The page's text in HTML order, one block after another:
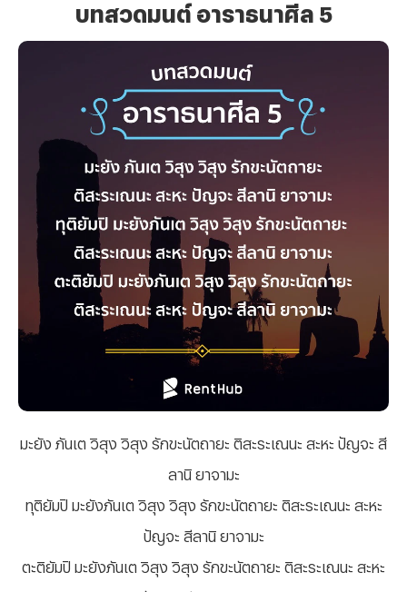
บทสวดมนต์ อาราธนาศีล 5
มะยัง ภันเต วิสุง วิสุง รักขะนัตถายะ ติสะระเณนะ สะหะ ปัญจะ สี
ลานิ ยาจามะ
ทุติยัมปิ มะยังภันเต วิสุง วิสุง รักขะนัตถายะ ติสะระเณนะ สะหะ
ปัญจะ สีลานิ ยาจามะ
ตะติยัมปิ มะยังภันเต วิสุง วิสุง รักขะนัตถายะ ติสะระเณนะ สะหะ